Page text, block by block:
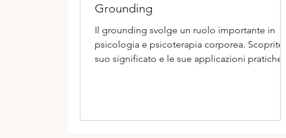
Grounding
Il grounding svolge un ruolo importante in
psicologia e psicoterapia corporea. Scoprite il
suo significato e le sue applicazioni pratiche.